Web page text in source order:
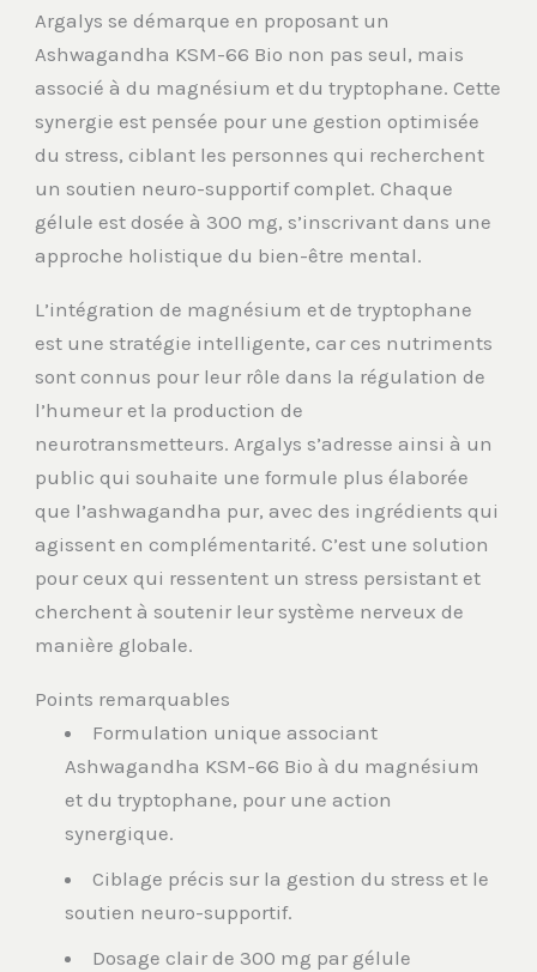
Argalys se démarque en proposant un
Ashwagandha KSM-66 Bio non pas seul, mais
associé à du magnésium et du tryptophane. Cette
synergie est pensée pour une gestion optimisée
du stress, ciblant les personnes qui recherchent
un soutien neuro-supportif complet. Chaque
gélule est dosée à 300 mg, s’inscrivant dans une
approche holistique du bien-être mental.
L’intégration de magnésium et de tryptophane
est une stratégie intelligente, car ces nutriments
sont connus pour leur rôle dans la régulation de
l’humeur et la production de
neurotransmetteurs. Argalys s’adresse ainsi à un
public qui souhaite une formule plus élaborée
que l’ashwagandha pur, avec des ingrédients qui
agissent en complémentarité. C’est une solution
pour ceux qui ressentent un stress persistant et
cherchent à soutenir leur système nerveux de
manière globale.
Points remarquables
Formulation unique associant
Ashwagandha KSM-66 Bio à du magnésium
et du tryptophane, pour une action
synergique.
Ciblage précis sur la gestion du stress et le
soutien neuro-supportif.
Dosage clair de 300 mg par gélule